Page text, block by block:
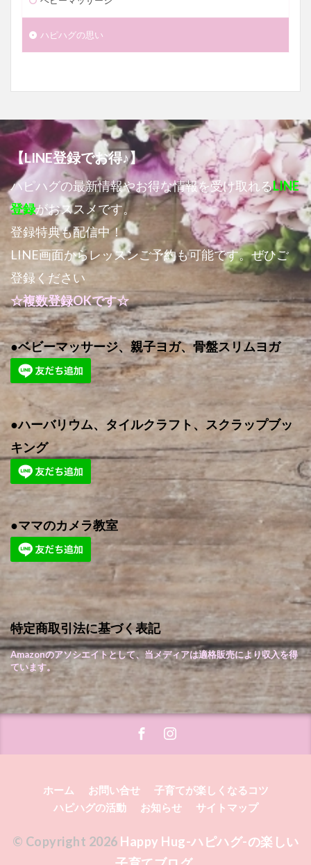
ハピハグの思い
【LINE登録でお得♪】
ハピハグの最新情報やお得な情報を受け取れるLINE
登録がおススメです。
登録特典も配信中！
LINE画面からレッスンご予約も可能です。ぜひご
登録ください
☆複数登録OKです☆
●ベビーマッサージ、親子ヨガ、骨盤スリムヨガ
●ハーバリウム、タイルクラフト、スクラップブッ
キング
●ママのカメラ教室
特定商取引法に基づく表記
Amazonのアソシエイトとして、当メディアは適格販売により収入を得
ています。
ホーム お問い合せ
子育てが楽しくなるコツ
ハピハグの活動
お知らせ サイトマップ
© Copyright 2026 Happy Hug-ハピハグ-の楽しい